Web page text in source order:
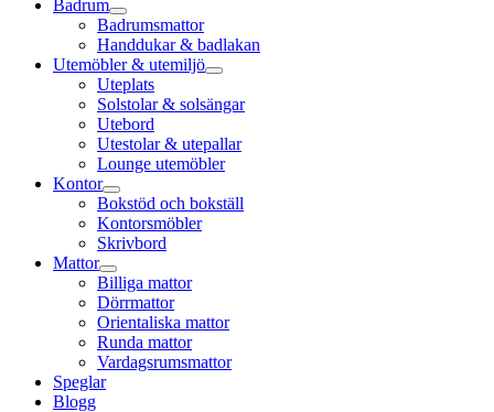
Badrum
Badrumsmattor
Handdukar & badlakan
Utemöbler & utemiljö
Uteplats
Solstolar & solsängar
Utebord
Utestolar & utepallar
Lounge utemöbler
Kontor
Bokstöd och bokställ
Kontorsmöbler
Skrivbord
Mattor
Billiga mattor
Dörrmattor
Orientaliska mattor
Runda mattor
Vardagsrumsmattor
Speglar
Blogg